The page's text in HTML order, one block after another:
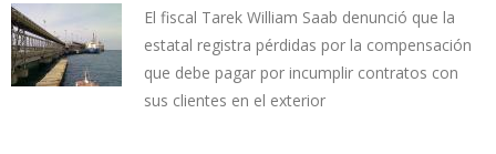
El fiscal Tarek William Saab denunció que la
estatal registra pérdidas por la compensación
que debe pagar por incumplir contratos con
sus clientes en el exterior